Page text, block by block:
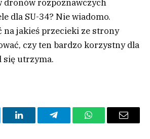
dronów rozpoznawczych
dla SU-34? Nie wiadomo.
na jakieś przecieki ze strony
czy ten bardzo korzystny dla
się utrzyma.
LinkedInTelegramWhatsAppEmail